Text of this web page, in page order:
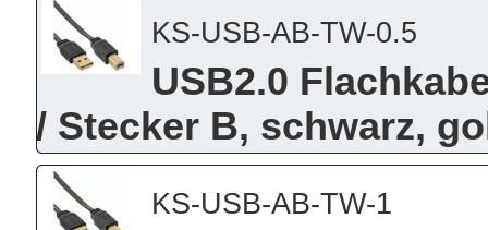
KS-USB-AB-TW-0.5
USB2.0
/ Stecker B, schwarz,
KS-USB-AB-TW-1